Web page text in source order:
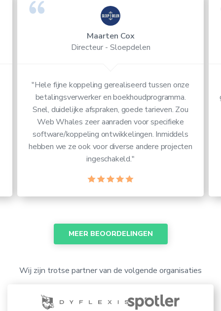
Maarten Cox
Directeur - Sloepdelen
"Hele fijne koppeling gerealiseerd tussen onze
betalingsverwerker en boekhoudprogramma.
Snel, duidelijke afspraken, goede tarieven. Zou
Web Whales zeer aanraden voor specifieke
software/koppeling ontwikkelingen. Inmiddels
hebben we ze ook voor diverse andere projecten
ingeschakeld."
MEER BEOORDELINGEN
Wij zijn trotse partner van de volgende organisaties